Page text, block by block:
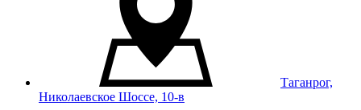
Таганрог,
Николаевское Шоссе, 10-в